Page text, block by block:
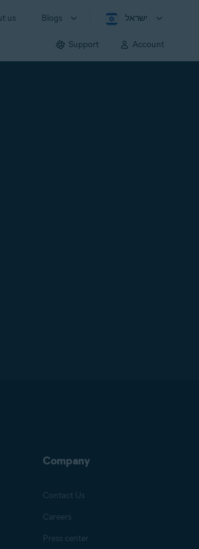
us Blogs ישראל
Support Account
Company
Contact Us
Careers
Press center